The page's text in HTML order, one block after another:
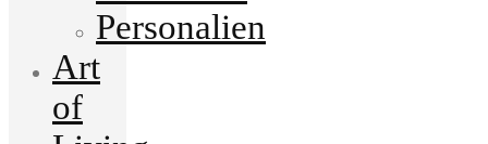
Personalien
Art
of